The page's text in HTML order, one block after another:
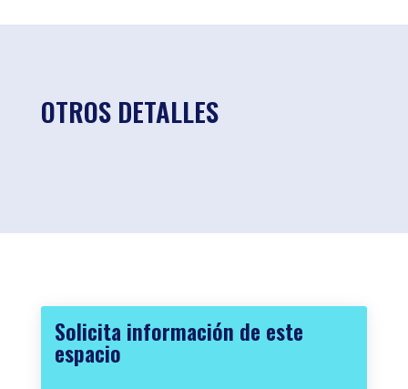
OTROS DETALLES
Solicita información de este
espacio